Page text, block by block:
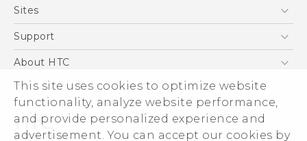
This site uses cookies to optimize website
functionality, analyze website performance,
and provide personalized experience and
advertisement. You can accept our cookies by
Қазақ - Пайдаланушы нұсқаулығы
Қазақ - Қауіпсіздік және нормативтік
English - Safety and regulatory guide
5G
EXODUS
VIVE
Sites
HTC Dev
Support
ПОДДЕРЖКА
About HTC
ESG
Инвестирование
Политика конфиденциальности